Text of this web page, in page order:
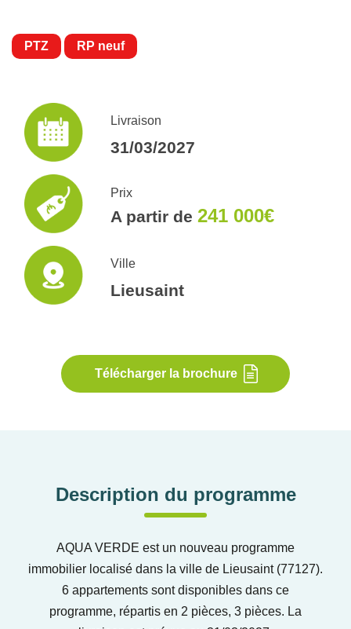
PTZ RP neuf
Livraison
31/03/2027
Prix
A partir de 241 000€
Ville
Lieusaint
Télécharger la brochure
Description du programme
AQUA VERDE est un nouveau programme
immobilier localisé dans la ville de Lieusaint (77127).
6 appartements sont disponibles dans ce
programme, répartis en 2 pièces, 3 pièces. La